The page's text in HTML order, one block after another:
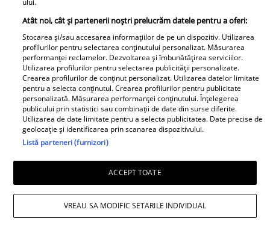
imagine cu fiul său: „Iubirile
vieții mele” Foto
A1.ro
Poftiți pe la noi: Poftiți la
întrecere. Mirela Vaida și
Adriana Trandafir, în centrul
atenției după provocarea lui Nea
Mărin
ului.
Atât noi, cât și partenerii noștri prelucrăm datele pentru a oferi:
Stocarea și/sau accesarea informațiilor de pe un dispozitiv. Utilizarea
profilurilor pentru selectarea conținutului personalizat. Măsurarea
performanței reclamelor. Dezvoltarea și îmbunătățirea serviciilor.
Utilizarea profilurilor pentru selectarea publicității personalizate.
Crearea profilurilor de conținut personalizat. Utilizarea datelor limitate
pentru a selecta conținutul. Crearea profilurilor pentru publicitate
personalizată. Măsurarea performanței conținutului. Înțelegerea
publicului prin statistici sau combinații de date din surse diferite.
Utilizarea de date limitate pentru a selecta publicitatea. Date precise de
geolocație și identificarea prin scanarea dispozitivului.
Listă parteneri (furnizori)
ACCEPT TOATE
VREAU SA MODIFIC SETARILE INDIVIDUAL